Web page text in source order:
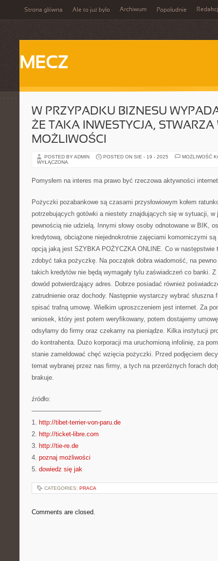
Strona główna Ale to już było Archiwum Popołudnie
MECZ
W PRZYPADKU BIZNESU
ŻE TAKA INWESTYCJA, STWARZA
MOŻLIWOŚCI
POSTED BY ADMIN POSTED ON SIE - 19 - 2025
MOŻLIWOŚĆ
WYŁĄCZONA
Pomysłem na interes ma prawo być rzeczowa aktywności
Pożyczki pozabankowe są czasami przysłowiowym kołem
potrzebujących gotówki a niestety znajdujących się w sytuacji, w
pewnością nie udzielą. Innymi słowy osoby odnotowane w BIK,
kredytową, obciążone niejednokrotnie zajęciami komorniczymi
opcją jaką jest SZYBKA POŻYCZKA ONLINE. Co w następstwie
zdobyć taka pożyczkę. Na początek dobra wiadomość, na
takich kredytów nie będą wymagały tylu zaświadczeń co banki.
dowód potwierdzający adres. Dobrze posiadać również
zatrudnienie oraz dochody. Następnie wystarczy wybrać słuszna
spisać trafną umowę. Wielkim uproszczeniem jest internet. Za
wniosek, który jest potem weryfikowany, potem dostajemy
odsyłamy do firmy oraz czekamy na pieniądze. Kilka instytucji
do kontrahenta. Dużo korporacji ma uruchomioną infolinię, za
stanie zameldować chęć wzięcia pożyczki. Przed podjęciem
temat wybranej przez nas firmy, a tych na przeróżnych forach
brakuje.
źródło:
———————————
1. http://tibet-terrier-von-paru.de
2. http://ticket-libre.com
3. http://tie-re.de
4. poznaj możliwości
5. dowiedz się jak
CATEGORIES: PRACA
Comments are closed.